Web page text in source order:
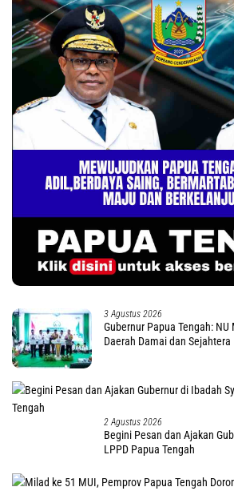
3 Agustus 2026
Gubernur Papua Tengah:
Daerah Damai dan Sejahtera
2 Agustus 2026
Begini Pesan dan Ajakan
LPPD Papua Tengah